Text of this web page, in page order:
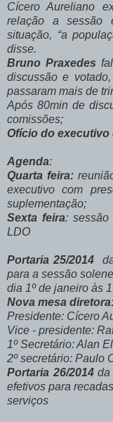
Cícero Aureliano
relação a sessão
situação, “a
disse.
Bruno Praxedes
discussão e
passaram mais de
Após 80min de
comissões;
Ofício do executivo
Agenda:
Quarta feira:
executivo com
suplementação;
Sexta feira:
LDO
Portaria 25/2014da
para a sessão
dia 1º de janeiro às
Nova mesa
Presidente: Cícero
Vice - presidente:
1º Secretário:
2º secretário: Paulo
Portaria 26/2014da
efetivos para
serviços